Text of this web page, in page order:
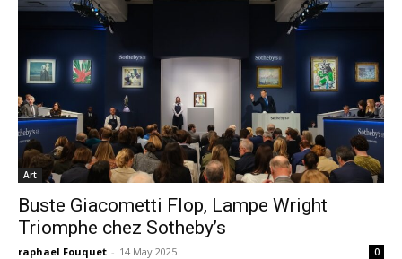
Art
Buste Giacometti Flop, Lampe Wright
Triomphe chez Sotheby’s
raphael Fouquet - 14 May 2025 0